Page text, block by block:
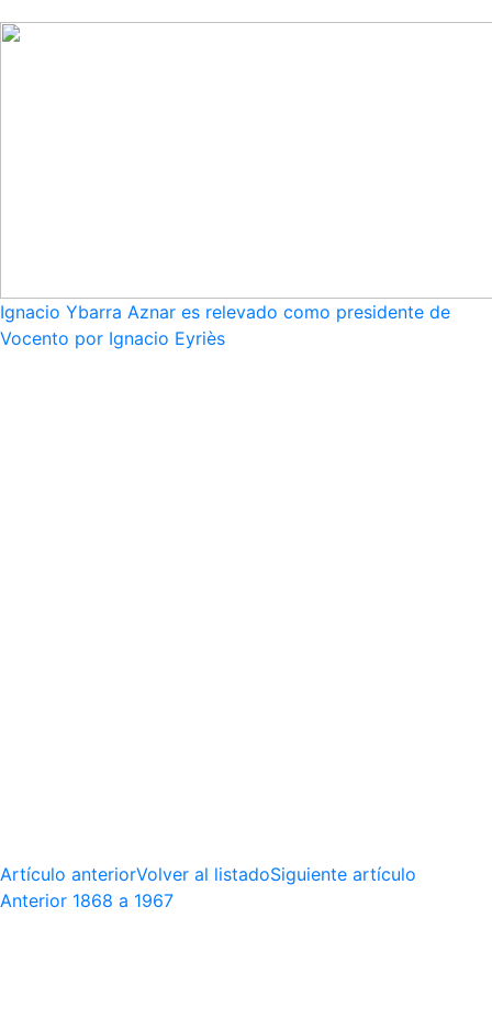
Ignacio Ybarra Aznar es relevado como presidente de
Vocento por Ignacio Eyriès
Artículo anteriorVolver al listadoSiguiente artículo
Anterior 1868 a 1967